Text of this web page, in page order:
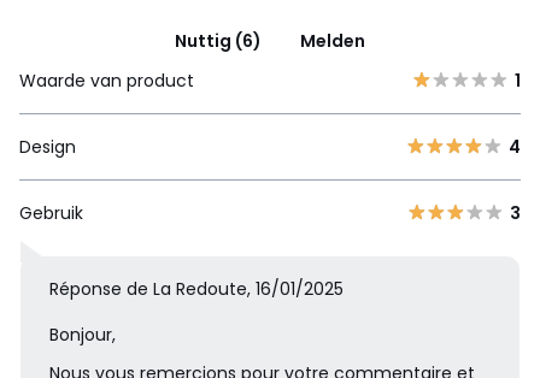
Nuttig (6)
Melden
Waarde van product
1
Design 4
Gebruik 3
Réponse de La Redoute, 16/01/2025
Bonjour,
Nous vous remercions pour votre commentaire et